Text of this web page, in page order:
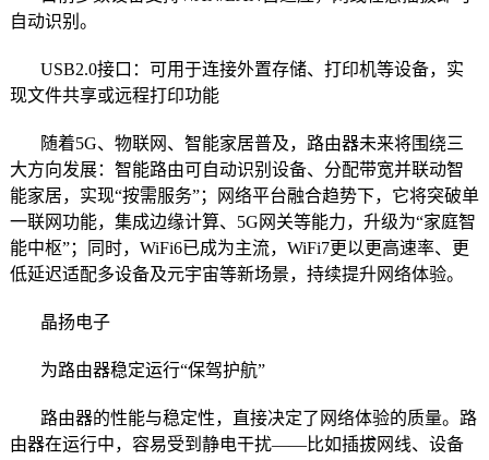
自动识别。
USB2.0接口：可用于连接外置存储、打印机等设备，实
现文件共享或远程打印功能
随着5G、物联网、智能家居普及，路由器未来将围绕三
大方向发展：智能路由可自动识别设备、分配带宽并联动智
能家居，实现“按需服务”；网络平台融合趋势下，它将突破单
一联网功能，集成边缘计算、5G网关等能力，升级为“家庭智
能中枢”；同时，WiFi6已成为主流，WiFi7更以更高速率、更
低延迟适配多设备及元宇宙等新场景，持续提升网络体验。
晶扬电子
为路由器稳定运行“保驾护航”
路由器的性能与稳定性，直接决定了网络体验的质量。路
由器在运行中，容易受到静电干扰——比如插拔网线、设备